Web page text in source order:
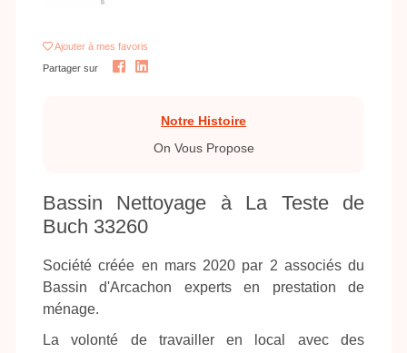
Ajouter à mes favoris
Partager sur
Notre Histoire
On Vous Propose
Bassin Nettoyage à La Teste de
Buch 33260
Société créée en mars 2020 par 2 associés du
Bassin d'Arcachon experts en prestation de
ménage.
La volonté de travailler en local avec des